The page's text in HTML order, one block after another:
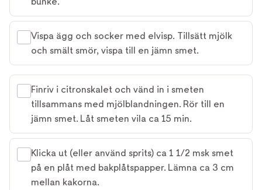
Vispa ägg och socker med elvisp. Tillsätt mjölk
och smält smör, vispa till en jämn smet.
Finriv i citronskalet och vänd in i smeten
tillsammans med mjölblandningen. Rör till en
jämn smet. Låt smeten vila ca 15 min.
Klicka ut (eller använd sprits) ca 1 1/2 msk smet
på en plåt med bakplåtspapper. Lämna ca 3 cm
mellan kakorna.